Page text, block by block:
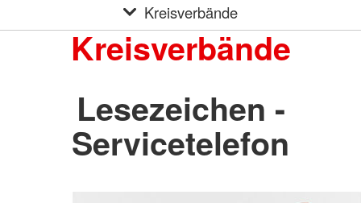
Kreisverbände
Kreisverbände
Lesezeichen -
Servicetelefon